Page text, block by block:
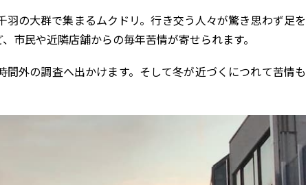
の大群で集まるムクドリ。行き交う人々が驚き思わず足を
市民や近隣店舗からの毎年苦情が寄せられます。
外の調査へ出かけます。そして冬が近づくにつれて苦情も